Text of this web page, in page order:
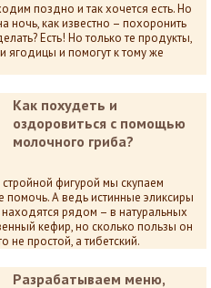
поздно и так хочется есть. Но
ночь, как известно – похоронить
Есть! Но только те продукты,
ягодицы и помогут к тому же
Как похудеть и
оздоровиться с помощью
молочного гриба?
фигурой мы скупаем
А ведь истинные эликсиры
рядом – в натуральных
кефир, но сколько пользы он
не простой, а тибетский.
Разрабатываем меню,